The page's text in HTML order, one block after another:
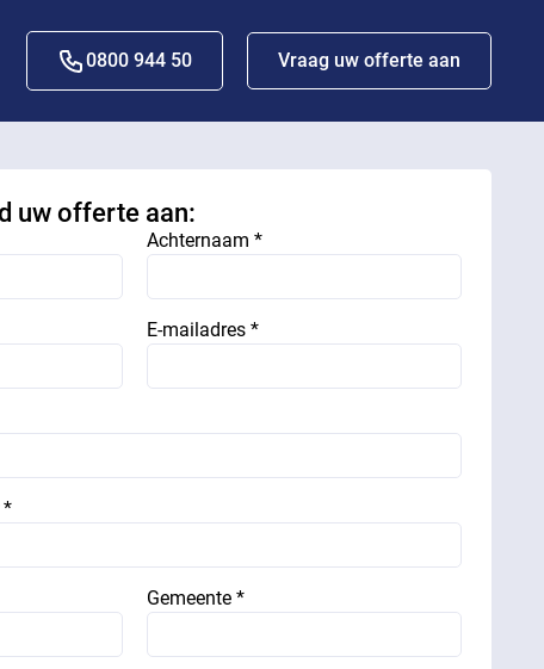
0800 944 50 Vraag uw offerte aan
uw offerte aan:
Achternaam *
E-mailadres *
*
Gemeente *